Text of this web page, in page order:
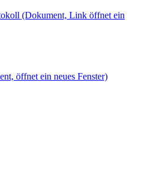
(Dokument, Link öffnet ein
öffnet ein neues Fenster)